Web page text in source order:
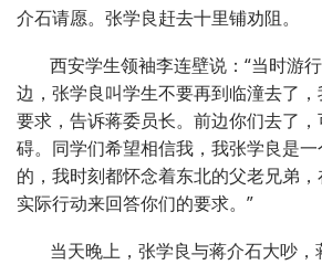
介石请愿。张学良赶去十里铺劝阻。
西安学生领袖李连壁说：“当时游
边，张学良叫学生不要再到临潼去了
要求，告诉蒋委员长。前边你们去了
碍。同学们希望相信我，我张学良是
的，我时刻都怀念着东北的父老兄弟
实际行动来回答你们的要求。”
当天晚上，张学良与蒋介石大吵